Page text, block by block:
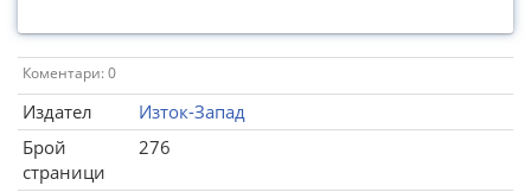
Коментари: 0
Издател
Изток-Запад
Брой
страници
276